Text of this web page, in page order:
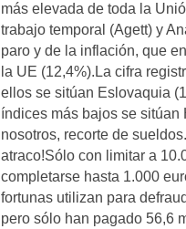
más elevada de toda la
trabajo temporal (Agett) y
paro y de la inflación, que
la UE (12,4%).La cifra
ellos se sitúan Eslovaquia
índices más bajos se sitúan
nosotros, recorte de
atraco!Sólo con limitar a
completarse hasta 1.000
fortunas utilizan para
pero sólo han pagado 56,6